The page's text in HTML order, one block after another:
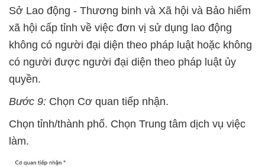
Sở Lao động - Thương binh và Xã hội và Bảo hiểm
xã hội cấp tỉnh về việc đơn vị sử dụng lao động
không có người đại diện theo pháp luật hoặc không
có người được người đại diện theo pháp luật ủy
quyền.
Bước 9: Chọn Cơ quan tiếp nhận.
Chọn tỉnh/thành phố. Chọn Trung tâm dịch vụ việc
làm.